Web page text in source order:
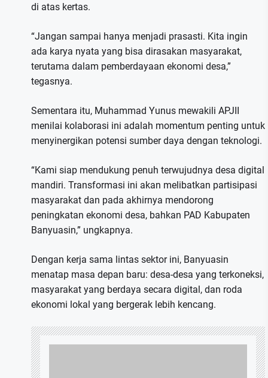
di atas kertas.
“Jangan sampai hanya menjadi prasasti. Kita ingin
ada karya nyata yang bisa dirasakan masyarakat,
terutama dalam pemberdayaan ekonomi desa,”
tegasnya.
Sementara itu, Muhammad Yunus mewakili APJII
menilai kolaborasi ini adalah momentum penting untuk
menyinergikan potensi sumber daya dengan teknologi.
“Kami siap mendukung penuh terwujudnya desa digital
mandiri. Transformasi ini akan melibatkan partisipasi
masyarakat dan pada akhirnya mendorong
peningkatan ekonomi desa, bahkan PAD Kabupaten
Banyuasin,” ungkapnya.
Dengan kerja sama lintas sektor ini, Banyuasin
menatap masa depan baru: desa-desa yang terkoneksi,
masyarakat yang berdaya secara digital, dan roda
ekonomi lokal yang bergerak lebih kencang.